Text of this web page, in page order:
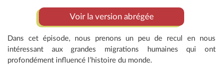
Voir la version abrégée
Dans cet épisode, nous prenons un peu de recul en nous
intéressant aux grandes migrations humaines qui ont
profondément influencé l’histoire du monde.